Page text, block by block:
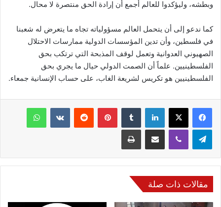
وبطشه، وليؤكدوا للعالم أجمع أن إرادة الحق منتصرة لا محال.
كما ندعو إلى أن يتحمل العالم مسؤولياته تجاه ما يتعرض له شعبنا
في فلسطين، وأن تدين المؤسسات الدولية ممارسات الاحتلال
الصهيوني العدوانية وتعمل لوقف المذبحة التي ترتكب بحق
الفلسطينيين. علماً أن الصمت الدولي حيال ما يجري بحق
الفلسطينيين هو تكريس لشريعة الغاب، على حساب الإنسانية جمعاء.
فيسبوك لينكدإن بينتيريست
مقالات ذات صلة